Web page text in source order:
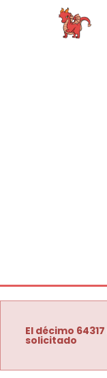
El décimo
solicitado